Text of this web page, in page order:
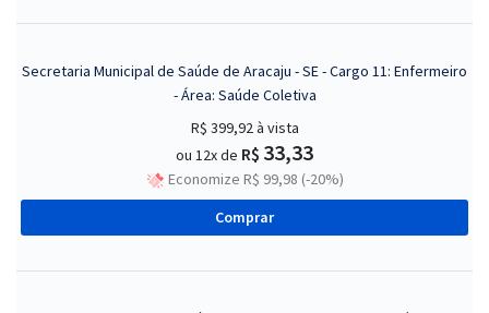
Secretaria Municipal de Saúde de Aracaju - SE - Cargo 11: Enfermeiro
- Área: Saúde Coletiva
R$ 399,92à vista
ou 12x de R$ 33,33
Economize R$ 99,98 (-20%)
Comprar